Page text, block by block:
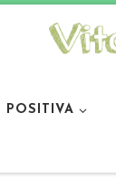
POSITIVA